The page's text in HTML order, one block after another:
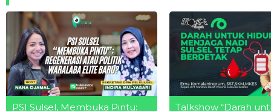
PSI Sulsel, Membuka Pintu:
Talkshow “Darah